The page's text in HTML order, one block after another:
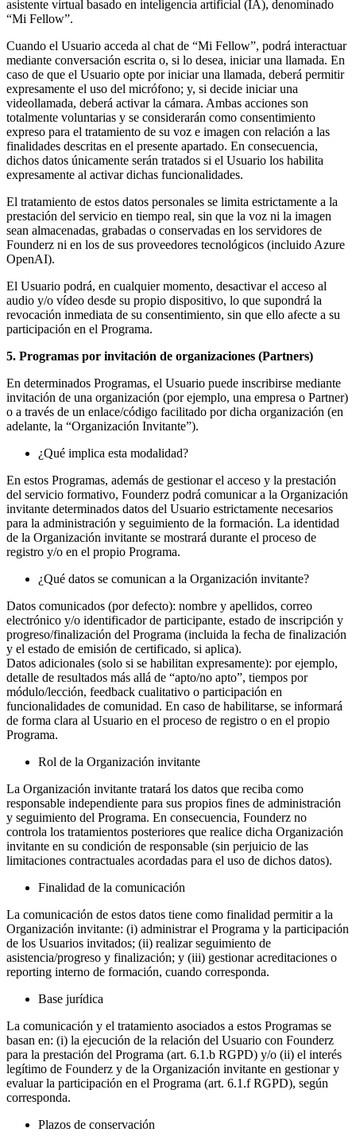
asistente virtual basado en inteligencia artificial (IA), denominado
“Mi Fellow”.
Cuando el Usuario acceda al chat de “Mi Fellow”, podrá interactuar
mediante conversación escrita o, si lo desea, iniciar una llamada. En
caso de que el Usuario opte por iniciar una llamada, deberá permitir
expresamente el uso del micrófono; y, si decide iniciar una
videollamada, deberá activar la cámara. Ambas acciones son
totalmente voluntarias y se considerarán como consentimiento
expreso para el tratamiento de su voz e imagen con relación a las
finalidades descritas en el presente apartado. En consecuencia,
dichos datos únicamente serán tratados si el Usuario los habilita
expresamente al activar dichas funcionalidades.
El tratamiento de estos datos personales se limita estrictamente a la
prestación del servicio en tiempo real, sin que la voz ni la imagen
sean almacenadas, grabadas o conservadas en los servidores de
Founderz ni en los de sus proveedores tecnológicos (incluido Azure
OpenAI).
El Usuario podrá, en cualquier momento, desactivar el acceso al
audio y/o vídeo desde su propio dispositivo, lo que supondrá la
revocación inmediata de su consentimiento, sin que ello afecte a su
participación en el Programa.
5. Programas por invitación de organizaciones (Partners)
En determinados Programas, el Usuario puede inscribirse mediante
invitación de una organización (por ejemplo, una empresa o Partner)
o a través de un enlace/código facilitado por dicha organización (en
adelante, la “Organización Invitante”).
¿Qué implica esta modalidad?
En estos Programas, además de gestionar el acceso y la prestación
del servicio formativo, Founderz podrá comunicar a la Organización
invitante determinados datos del Usuario estrictamente necesarios
para la administración y seguimiento de la formación. La identidad
de la Organización invitante se mostrará durante el proceso de
registro y/o en el propio Programa.
¿Qué datos se comunican a la Organización invitante?
Datos comunicados (por defecto): nombre y apellidos, correo
electrónico y/o identificador de participante, estado de inscripción y
progreso/finalización del Programa (incluida la fecha de finalización
y el estado de emisión de certificado, si aplica).
Datos adicionales (solo si se habilitan expresamente): por ejemplo,
detalle de resultados más allá de “apto/no apto”, tiempos por
módulo/lección, feedback cualitativo o participación en
funcionalidades de comunidad. En caso de habilitarse, se informará
de forma clara al Usuario en el proceso de registro o en el propio
Programa.
Rol de la Organización invitante
La Organización invitante tratará los datos que reciba como
responsable independiente para sus propios fines de administración
y seguimiento del Programa. En consecuencia, Founderz no
controla los tratamientos posteriores que realice dicha Organización
invitante en su condición de responsable (sin perjuicio de las
limitaciones contractuales acordadas para el uso de dichos datos).
Finalidad de la comunicación
La comunicación de estos datos tiene como finalidad permitir a la
Organización invitante: (i) administrar el Programa y la participación
de los Usuarios invitados; (ii) realizar seguimiento de
asistencia/progreso y finalización; y (iii) gestionar acreditaciones o
reporting interno de formación, cuando corresponda.
Base jurídica
La comunicación y el tratamiento asociados a estos Programas se
basan en: (i) la ejecución de la relación del Usuario con Founderz
para la prestación del Programa (art. 6.1.b RGPD) y/o (ii) el interés
legítimo de Founderz y de la Organización invitante en gestionar y
evaluar la participación en el Programa (art. 6.1.f RGPD), según
corresponda.
Plazos de conservación